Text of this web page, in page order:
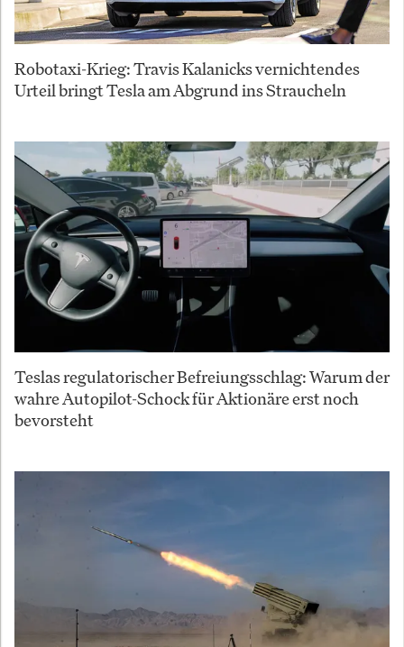
Robotaxi-Krieg: Travis Kalanicks vernichtendes
Urteil bringt Tesla am Abgrund ins Straucheln
Teslas regulatorischer Befreiungsschlag: Warum der
wahre Autopilot-Schock für Aktionäre erst noch
bevorsteht